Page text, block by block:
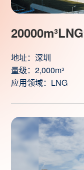
地址：深圳
量级：2,000m³
应用领域：LNG